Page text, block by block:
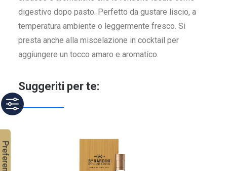
digestivo dopo pasto. Perfetto da gustare liscio, a
temperatura ambiente o leggermente fresco. Si
presta anche alla miscelazione in cocktail per
aggiungere un tocco amaro e aromatico.
Suggeriti per te: